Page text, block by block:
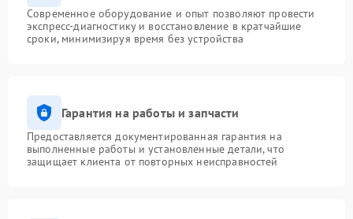
Современное оборудование и опыт позволяют провести
экспресс-диагностику и восстановление в кратчайшие
сроки, минимизируя время без устройства
Гарантия на работы и запчасти
Предоставляется документированная гарантия на
выполненные работы и установленные детали, что
защищает клиента от повторных неисправностей